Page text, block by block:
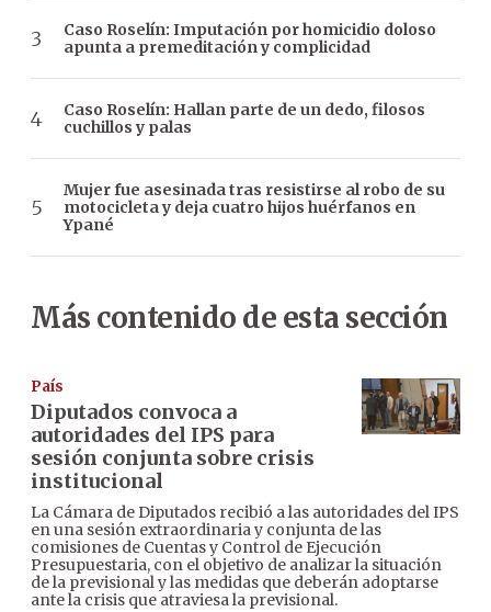
Caso Roselín: Imputación por homicidio doloso
apunta a premeditación y complicidad
Caso Roselín: Hallan parte de un dedo, filosos
cuchillos y palas
Mujer fue asesinada tras resistirse al robo de su
motocicleta y deja cuatro hijos huérfanos en
Ypané
Más contenido de esta sección
País
Diputados convoca a
autoridades del IPS para
sesión conjunta sobre crisis
institucional
La Cámara de Diputados recibió a las autoridades del IPS
en una sesión extraordinaria y conjunta de las
comisiones de Cuentas y Control de Ejecución
Presupuestaria, con el objetivo de analizar la situación
de la previsional y las medidas que deberán adoptarse
ante la crisis que atraviesa la previsional.